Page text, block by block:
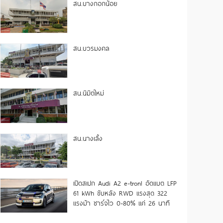
สน.บางกอกน้อย
สน.บวรมงคล
สน.นิมิตใหม่
สน.นางเลิ้ง
เปิดสเปก Audi A2 e-tron! อัดแบต LFP
61 kWh ขับหลัง RWD แรงสุด 322
แรงม้า ชาร์จไว 0-80% แค่ 26 นาที